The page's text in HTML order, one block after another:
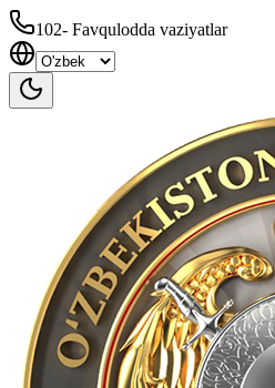
102- Favqulodda vaziyatlar